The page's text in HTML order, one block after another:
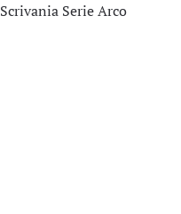
Scrivania Serie Arco